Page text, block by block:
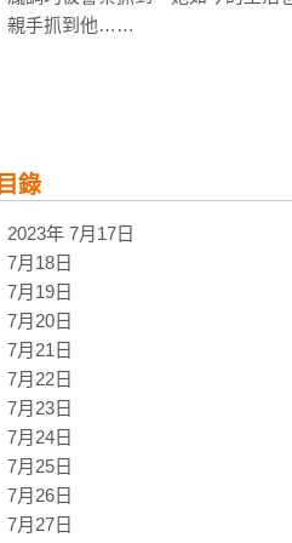
親手抓到他……
鄭正賢，她用自己的專業與經驗
當父親是殺手，當真相是刀口，
親手終結這一切，並保住自己的命。
目錄
2023年 7月17日
7月18日
7月19日
7月20日
7月21日
7月22日
7月23日
7月24日
7月25日
7月26日
7月27日